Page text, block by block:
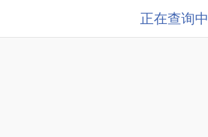
正在查询中